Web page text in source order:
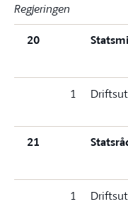
Regjeringen
20
1
21
1